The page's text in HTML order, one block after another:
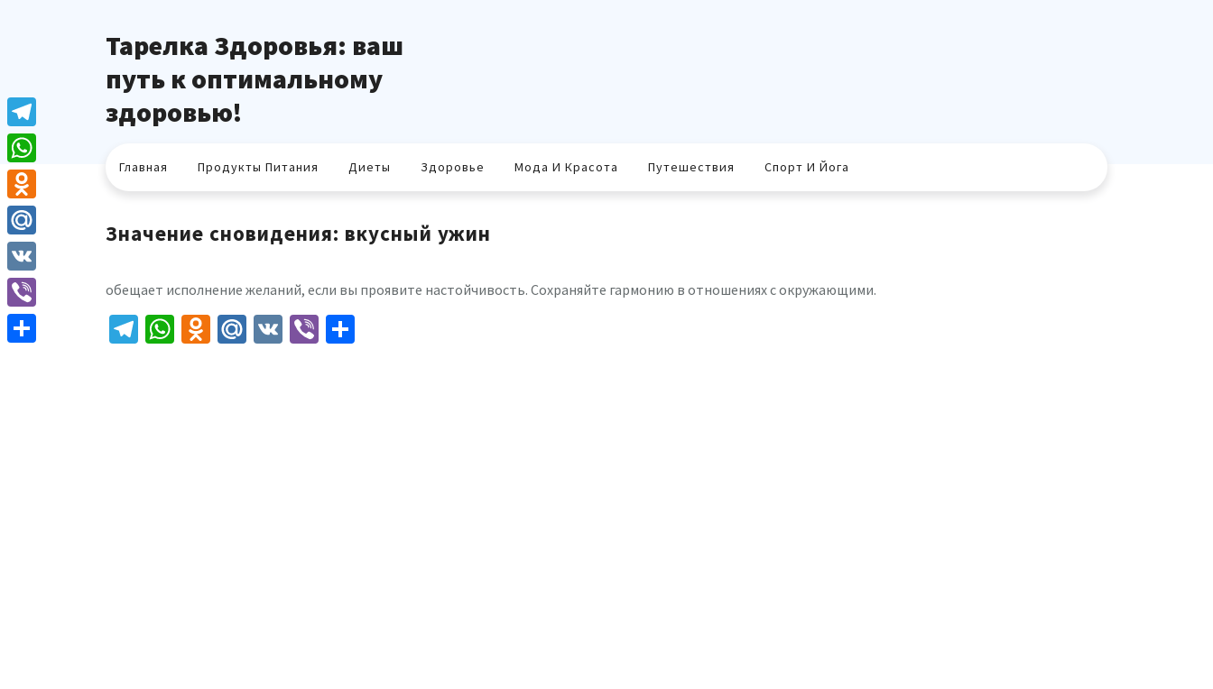
Тарелка Здоровья: ваш
путь к оптимальному
здоровью!
Главная Продукты Питания Диеты Здоровье Мода И Красота Путешествия Спорт И Йога
Значение сновидения: вкусный ужин
обещает исполнение желаний, если вы проявите настойчивость. Сохраняйте гармонию в отношениях с окружающими.
Telegram
WhatsApp
Odnoklassniki
Mail.Ru
VK Viber
Telegram
WhatsApp
Odnoklassniki
Mail.Ru
VK
Viber